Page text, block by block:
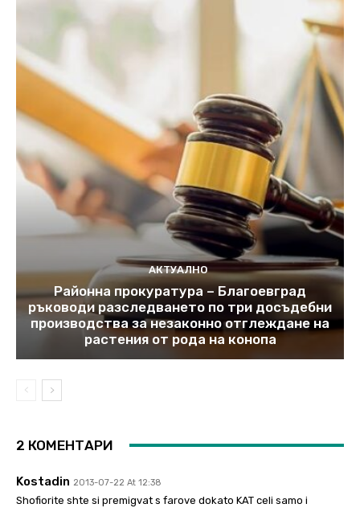
АКТУАЛНО
Районна прокуратура – Благоевград
ръководи разследването по три досъдебни
производства за незаконно отглеждане на
растения от рода на конопа
2 КОМЕНТАРИ
Kostadin 2013-07-22 At 12:38
Shofiorite shte si premigvat s farove dokato KAT celi samo i